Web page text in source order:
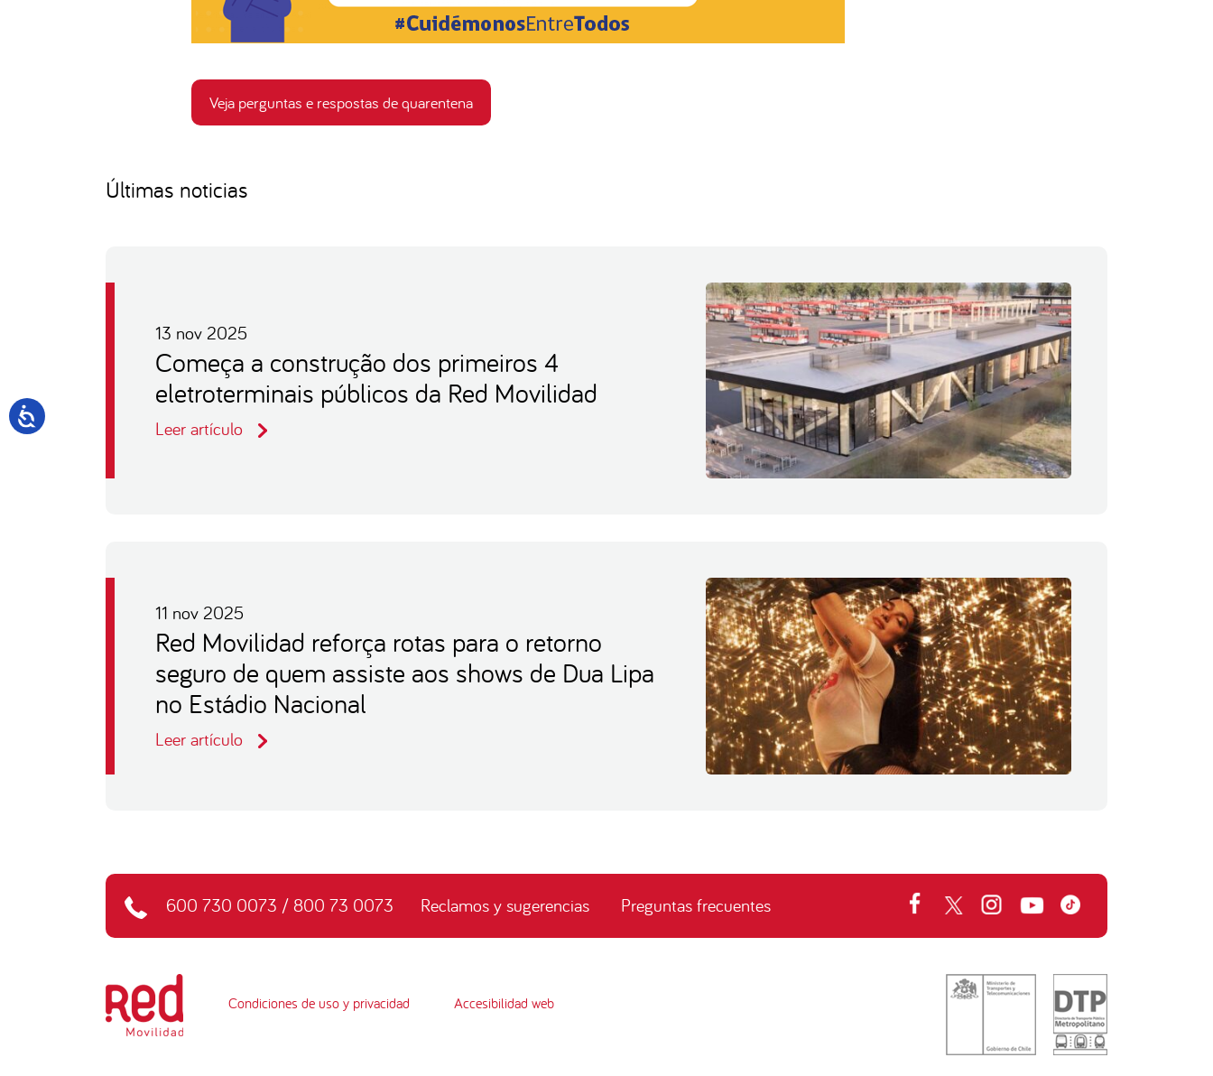
Veja perguntas e respostas de quarentena
Últimas noticias
13 nov 2025
Começa a construção dos primeiros 4
eletroterminais públicos da Red Movilidad
Leer artículo
11 nov 2025
Red Movilidad reforça rotas para o retorno
seguro de quem assiste aos shows de Dua Lipa
no Estádio Nacional
Leer artículo
600 730 0073 / 800 73 0073 Reclamos y sugerencias Preguntas frecuentes
Condiciones de uso y privacidad Accesibilidad web